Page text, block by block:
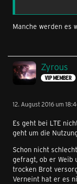
Manche werden es
Zyrous
VIP MEMBER
12. August 2016 um
Es geht bei LTE
geht um die
Schon nicht
gefragt, ob er Weib
trocken Brot
Verneint hat er es